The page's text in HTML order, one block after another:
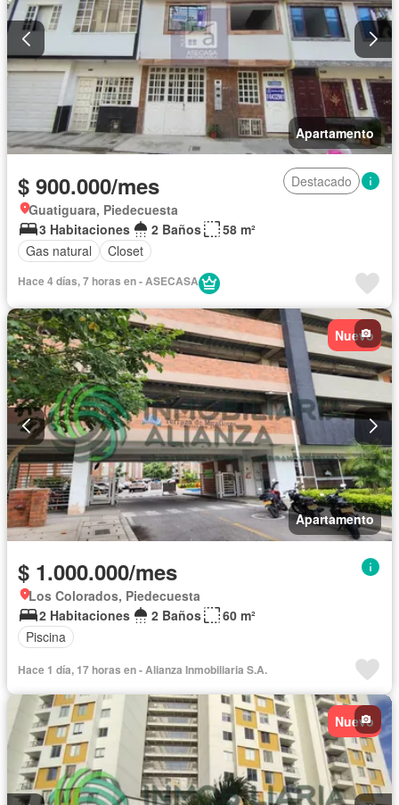
Apartamento
$ 900.000/mes
Destacado
Guatiguara, Piedecuesta
3 Habitaciones
2 Baños
58 m²
Gas natural
Closet
Hace 4 días, 7 horas en - ASECASA
Nuevo
Apartamento
$ 1.000.000/mes
Los Colorados, Piedecuesta
2 Habitaciones
2 Baños
60 m²
Piscina
Hace 1 día, 17 horas en - Alianza Inmobiliaria S.A.
Nuevo